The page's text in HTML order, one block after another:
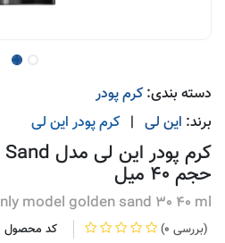
دسته بندی: کرم پودر
برند: این لی | کرم پودر این لی
حجم 40 میل
model golden sand 30 40 ml
(0 بررسی) کد محصول